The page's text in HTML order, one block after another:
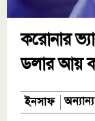
করোনার
ডলার আয়
ইনসাফ অন্যান্য